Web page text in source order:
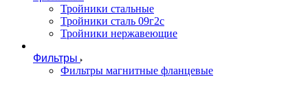
Тройники стальные
Тройники сталь 09г2с
Тройники нержавеющие
Фильтры
Фильтры магнитные фланцевые